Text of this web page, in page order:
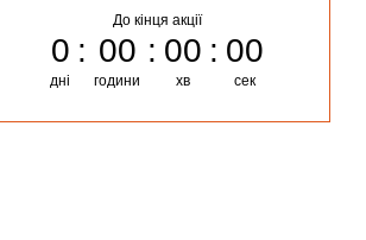
До кінця акції
0
дні
00
години
00
хв
00
сек